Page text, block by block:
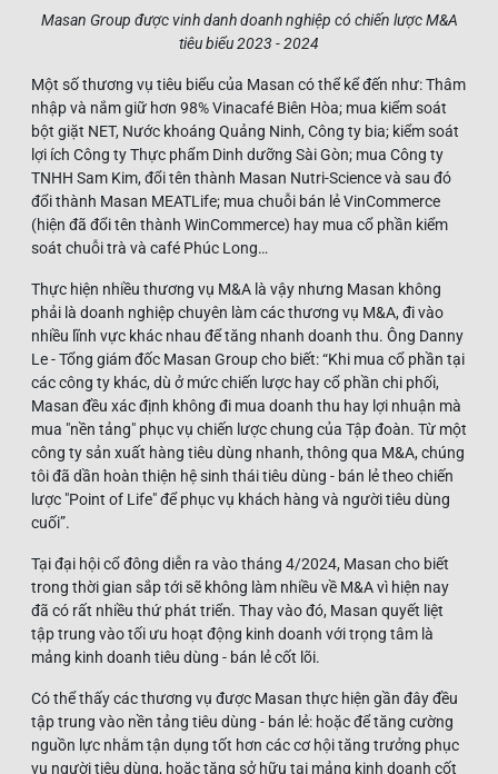
Masan Group được vinh danh doanh nghiệp có chiến lược M&A
tiêu biểu 2023 - 2024
Một số thương vụ tiêu biểu của Masan có thể kể đến như: Thâm
nhập và nắm giữ hơn 98% Vinacafé Biên Hòa; mua kiểm soát
bột giặt NET, Nước khoáng Quảng Ninh, Công ty bia; kiểm soát
lợi ích Công ty Thực phẩm Dinh dưỡng Sài Gòn; mua Công ty
TNHH Sam Kim, đổi tên thành Masan Nutri-Science và sau đó
đổi thành Masan MEATLife; mua chuỗi bán lẻ VinCommerce
(hiện đã đổi tên thành WinCommerce) hay mua cổ phần kiểm
soát chuỗi trà và café Phúc Long…
Thực hiện nhiều thương vụ M&A là vậy nhưng Masan không
phải là doanh nghiệp chuyên làm các thương vụ M&A, đi vào
nhiều lĩnh vực khác nhau để tăng nhanh doanh thu. Ông Danny
Le - Tổng giám đốc Masan Group cho biết: “Khi mua cổ phần tại
các công ty khác, dù ở mức chiến lược hay cổ phần chi phối,
Masan đều xác định không đi mua doanh thu hay lợi nhuận mà
mua "nền tảng" phục vụ chiến lược chung của Tập đoàn. Từ một
công ty sản xuất hàng tiêu dùng nhanh, thông qua M&A, chúng
tôi đã dần hoàn thiện hệ sinh thái tiêu dùng - bán lẻ theo chiến
lược "Point of Life" để phục vụ khách hàng và người tiêu dùng
cuối”.
Tại đại hội cổ đông diễn ra vào tháng 4/2024, Masan cho biết
trong thời gian sắp tới sẽ không làm nhiều về M&A vì hiện nay
đã có rất nhiều thứ phát triển. Thay vào đó, Masan quyết liệt
tập trung vào tối ưu hoạt động kinh doanh với trọng tâm là
mảng kinh doanh tiêu dùng - bán lẻ cốt lõi.
Có thể thấy các thương vụ được Masan thực hiện gần đây đều
tập trung vào nền tảng tiêu dùng - bán lẻ: hoặc để tăng cường
nguồn lực nhằm tận dụng tốt hơn các cơ hội tăng trưởng phục
vụ người tiêu dùng, hoặc tăng sở hữu tại mảng kinh doanh cốt